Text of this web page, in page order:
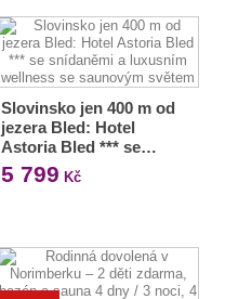
Slovinsko jen 400 m od
jezera Bled: Hotel
Astoria Bled *** se…
5 799 Kč